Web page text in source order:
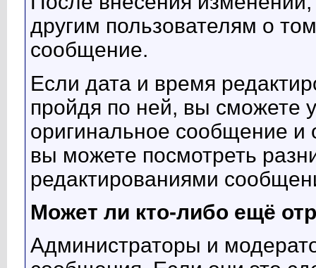
другим пользователям о
сообщение.
Если дата и время
пройдя по ней, вы сможете
оригинальное сообщение и
вы можете посмотреть
редактированиями
Может ли кто-либо ещё
Администраторы и